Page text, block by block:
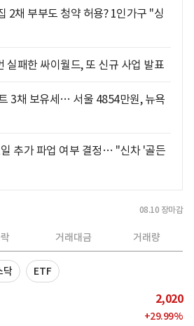
2채 부부도 청약 허용? 1인가구 "싱
실패한 싸이월드, 또 신규 사업 발표
3채 보유세… 서울 4854만원, 뉴욕
추가 파업 여부 결정… "신차 '골든
08.10 장마감
거래대금 거래량
닥 ETF
2,020
+29.99%